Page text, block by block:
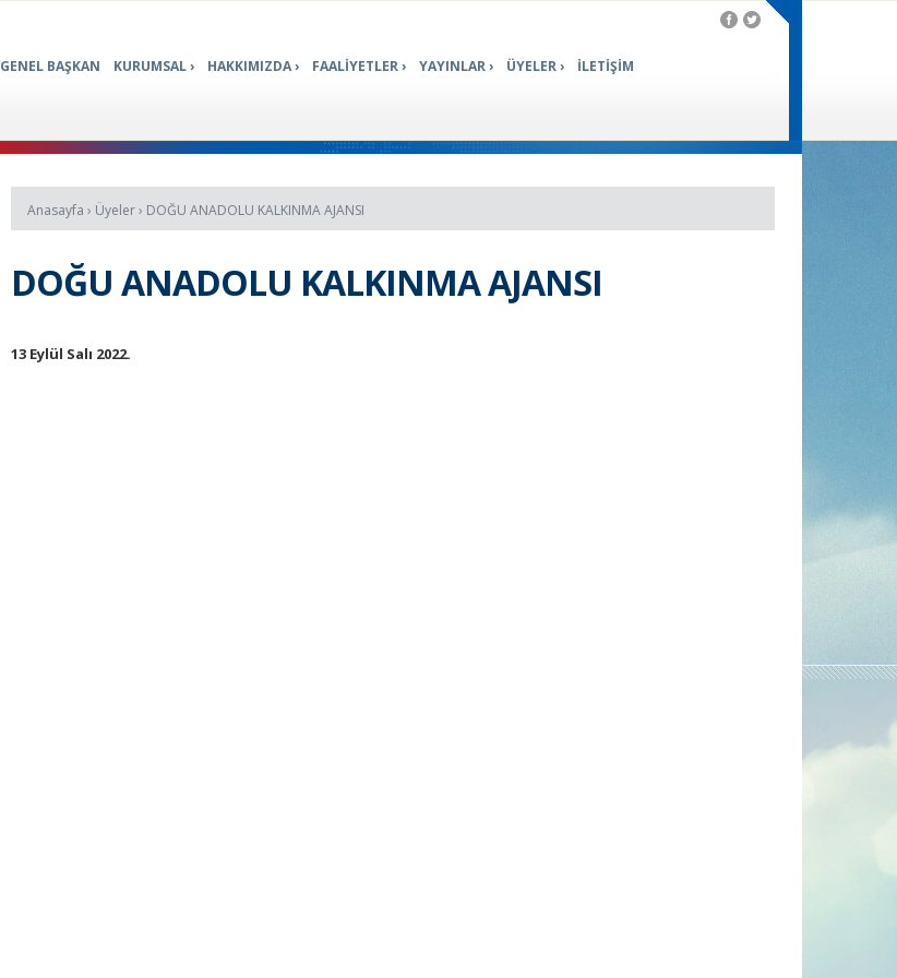
GENEL BAŞKAN KURUMSAL HAKKIMIZDA FAALİYETLER YAYINLAR ÜYELER İLETİŞİM
Anasayfa › Üyeler› DOĞU ANADOLU KALKINMA AJANSI
DOĞU ANADOLU KALKINMA AJANSI
13 Eylül Salı 2022.